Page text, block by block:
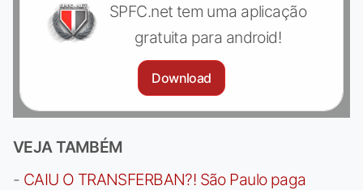
SPFC.net tem uma aplicação
gratuita para android!
Download
VEJA TAMBÉM
- CAIU O TRANSFERBAN?! São Paulo paga